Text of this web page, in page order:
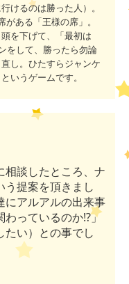
けるのは勝った人）。
ある「王様の席」。
を下げて、「最初は
をして、勝ったら勿論
し。ひたすらジャンケ
いうゲームです。
談したところ、ナ
う提案を頂きまし
にアルアルの出来事
わっているのか⁉」
たい）との事でし